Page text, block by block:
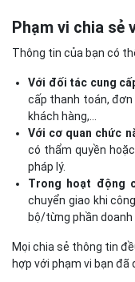
Phạm vi chia sẻ
Thông tin của bạn có
Với đối tác cung
cấp thanh toán, đơn
khách hàng,…
Với cơ quan chức
có thẩm quyền
pháp lý.
Trong hoạt động
chuyển giao khi
bộ/từng phần doanh
Mọi chia sẻ thông tin
hợp với phạm vi bạn đã